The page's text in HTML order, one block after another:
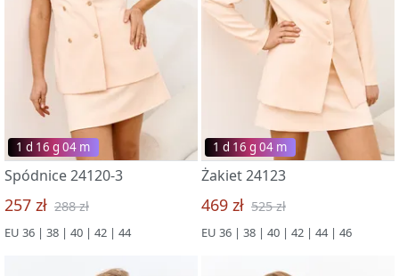
1 d 16 g 03 m
Spódnice 24120-3
257 zł 288 zł
EU 36 | 38 | 40 | 42 | 44
1 d 16 g 03 m
Żakiet 24123
469 zł 525 zł
EU 36 | 38 | 40 | 42 | 44 | 46